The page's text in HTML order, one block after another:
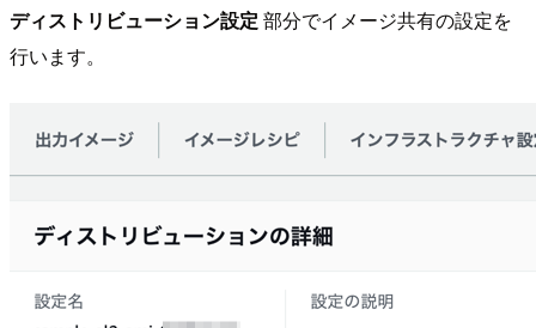
ディストリビューション設定 部分でイメージ共有の設定を
行います。